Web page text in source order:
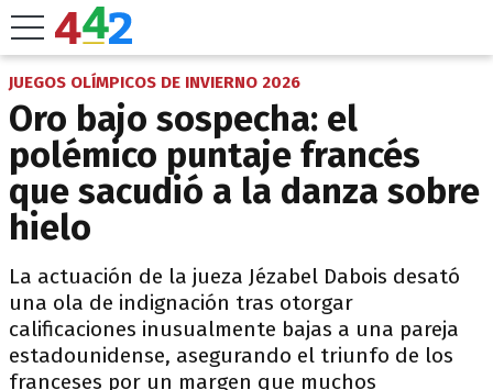
JUEGOS OLÍMPICOS DE INVIERNO 2026
Oro bajo sospecha: el
polémico puntaje francés
que sacudió a la danza sobre
hielo
La actuación de la jueza Jézabel Dabois desató
una ola de indignación tras otorgar
calificaciones inusualmente bajas a una pareja
estadounidense, asegurando el triunfo de los
franceses por un margen que muchos